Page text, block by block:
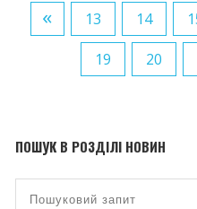
« 13 14
19 20
ПОШУК В РОЗДІЛІ НОВИН